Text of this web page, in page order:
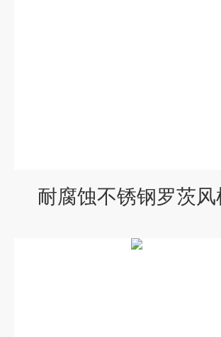
耐腐蚀不锈钢罗茨风